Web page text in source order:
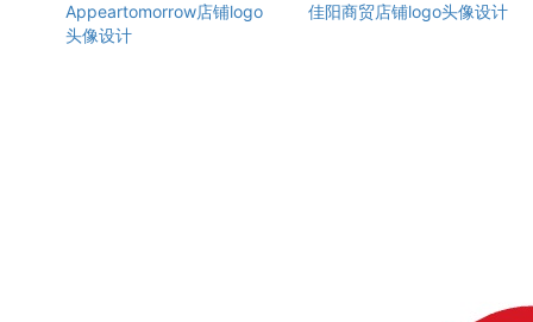
Appeartomorrow店铺logo
头像设计
佳阳商贸店铺logo头像设计